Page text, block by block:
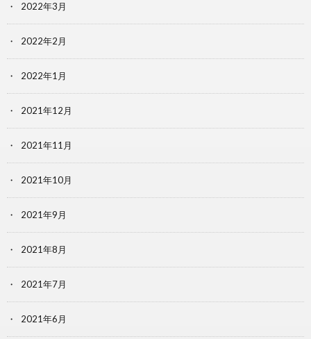
2022年3月
2022年2月
2022年1月
2021年12月
2021年11月
2021年10月
2021年9月
2021年8月
2021年7月
2021年6月